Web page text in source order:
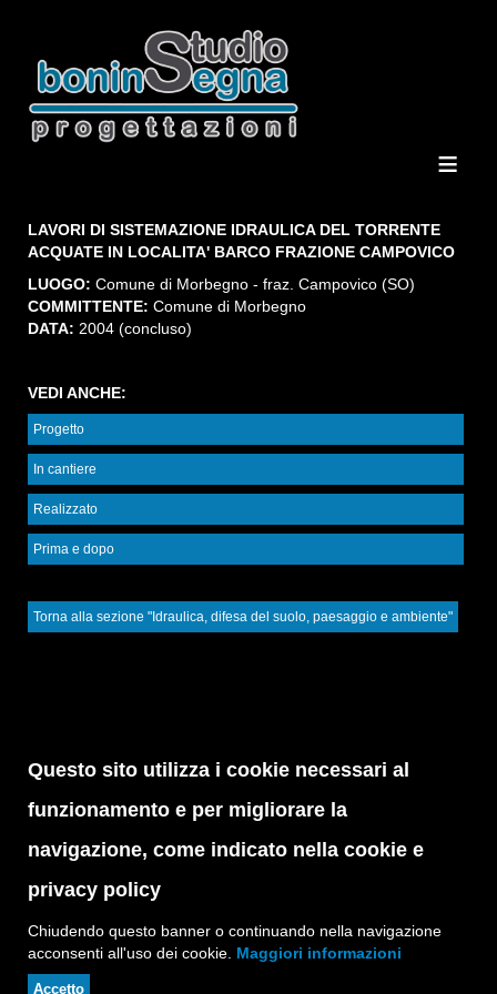
≡
LAVORI DI SISTEMAZIONE IDRAULICA DEL TORRENTE
ACQUATE IN LOCALITA' BARCO FRAZIONE CAMPOVICO
LUOGO: Comune di Morbegno - fraz. Campovico (SO)
COMMITTENTE: Comune di Morbegno
DATA: 2004 (concluso)
VEDI ANCHE:
Progetto
In cantiere
Realizzato
Prima e dopo
Torna alla sezione "Idraulica, difesa del suolo, paesaggio e ambiente"
Questo sito utilizza i cookie necessari al
funzionamento e per migliorare la
navigazione, come indicato nella cookie e
privacy policy
Chiudendo questo banner o continuando nella navigazione
acconsenti all'uso dei cookie. Maggiori informazioni
Accetto